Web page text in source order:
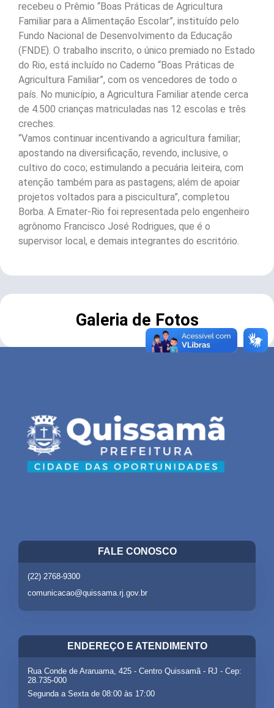
recebeu o Prêmio “Boas Práticas de Agricultura
Familiar para a Alimentação Escolar”, instituído pelo
Fundo Nacional de Desenvolvimento da Educação
(FNDE). O trabalho inscrito, o único premiado no Estado
do Rio, está incluído no Caderno “Boas Práticas de
Agricultura Familiar”, com os vencedores de todo o
país. No município, a Agricultura Familiar atende cerca
de 4.500 crianças matriculadas nas 12 escolas e três
creches.
“Vamos continuar incentivando a agricultura familiar;
apostando na diversificação, revendo, inclusive, o
cultivo do coco; estimulando a pecuária leiteira, com
atenção também para as pastagens; além de apoiar
projetos voltados para a piscicultura”, completou
Borba. A Emater-Rio foi representada pelo engenheiro
agrônomo Francisco José Rodrigues, que é o
supervisor local, e demais integrantes do escritório.
Galeria de Fotos
FALE CONOSCO
(22) 2768-9300
comunicacao@quissama.rj.gov.br
ENDEREÇO E ATENDIMENTO
Rua Conde de Araruama, 425 - Centro Quissamã - RJ - Cep:
28.735-000
Segunda a Sexta de 08:00 às 17:00